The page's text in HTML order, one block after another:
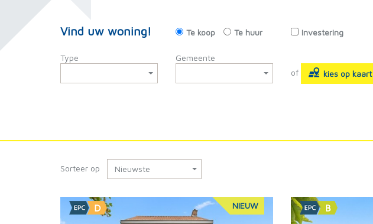
Vind uw woning! Te koop Te huur Investering
Type
Gemeente
of
kies op kaart
Sorteer op Nieuwste
NIEUW